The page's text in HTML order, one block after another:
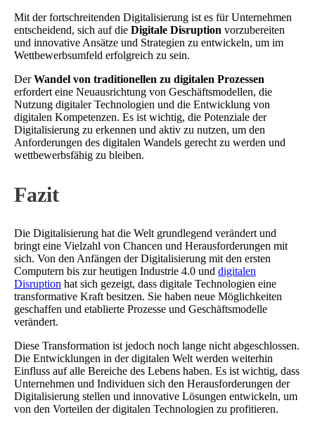
Mit der fortschreitenden Digitalisierung ist es für Unternehmen
entscheidend, sich auf die Digitale Disruption vorzubereiten
und innovative Ansätze und Strategien zu entwickeln, um im
Wettbewerbsumfeld erfolgreich zu sein.
DerWandel von traditionellen zu digitalen Prozessen
erfordert eine Neuausrichtung von Geschäftsmodellen, die
Nutzung digitaler Technologien und die Entwicklung von
digitalen Kompetenzen. Es ist wichtig, die Potenziale der
Digitalisierung zu erkennen und aktiv zu nutzen, um den
Anforderungen des digitalen Wandels gerecht zu werden und
wettbewerbsfähig zu bleiben.
Fazit
Die Digitalisierung hat die Welt grundlegend verändert und
bringt eine Vielzahl von Chancen und Herausforderungen mit
sich. Von den Anfängen der Digitalisierung mit den ersten
Computern bis zur heutigen Industrie 4.0 und digitalen
Disruption hat sich gezeigt, dass digitale Technologien eine
transformative Kraft besitzen. Sie haben neue Möglichkeiten
geschaffen und etablierte Prozesse und Geschäftsmodelle
verändert.
Diese Transformation ist jedoch noch lange nicht abgeschlossen.
Die Entwicklungen in der digitalen Welt werden weiterhin
Einfluss auf alle Bereiche des Lebens haben. Es ist wichtig, dass
Unternehmen und Individuen sich den Herausforderungen der
Digitalisierung stellen und innovative Lösungen entwickeln, um
von den Vorteilen der digitalen Technologien zu profitieren.